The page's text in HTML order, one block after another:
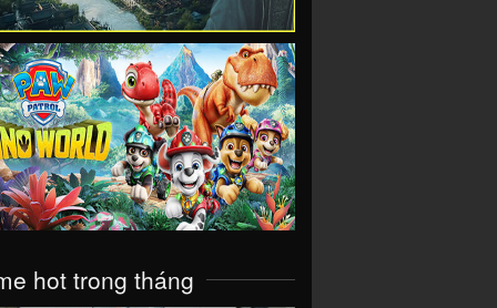
VIEW
hot trong tháng